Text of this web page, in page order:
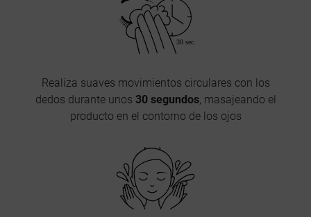
Realiza suaves movimientos circulares con los
dedos durante unos 30 segundos, masajeando el
producto en el contorno de los ojos